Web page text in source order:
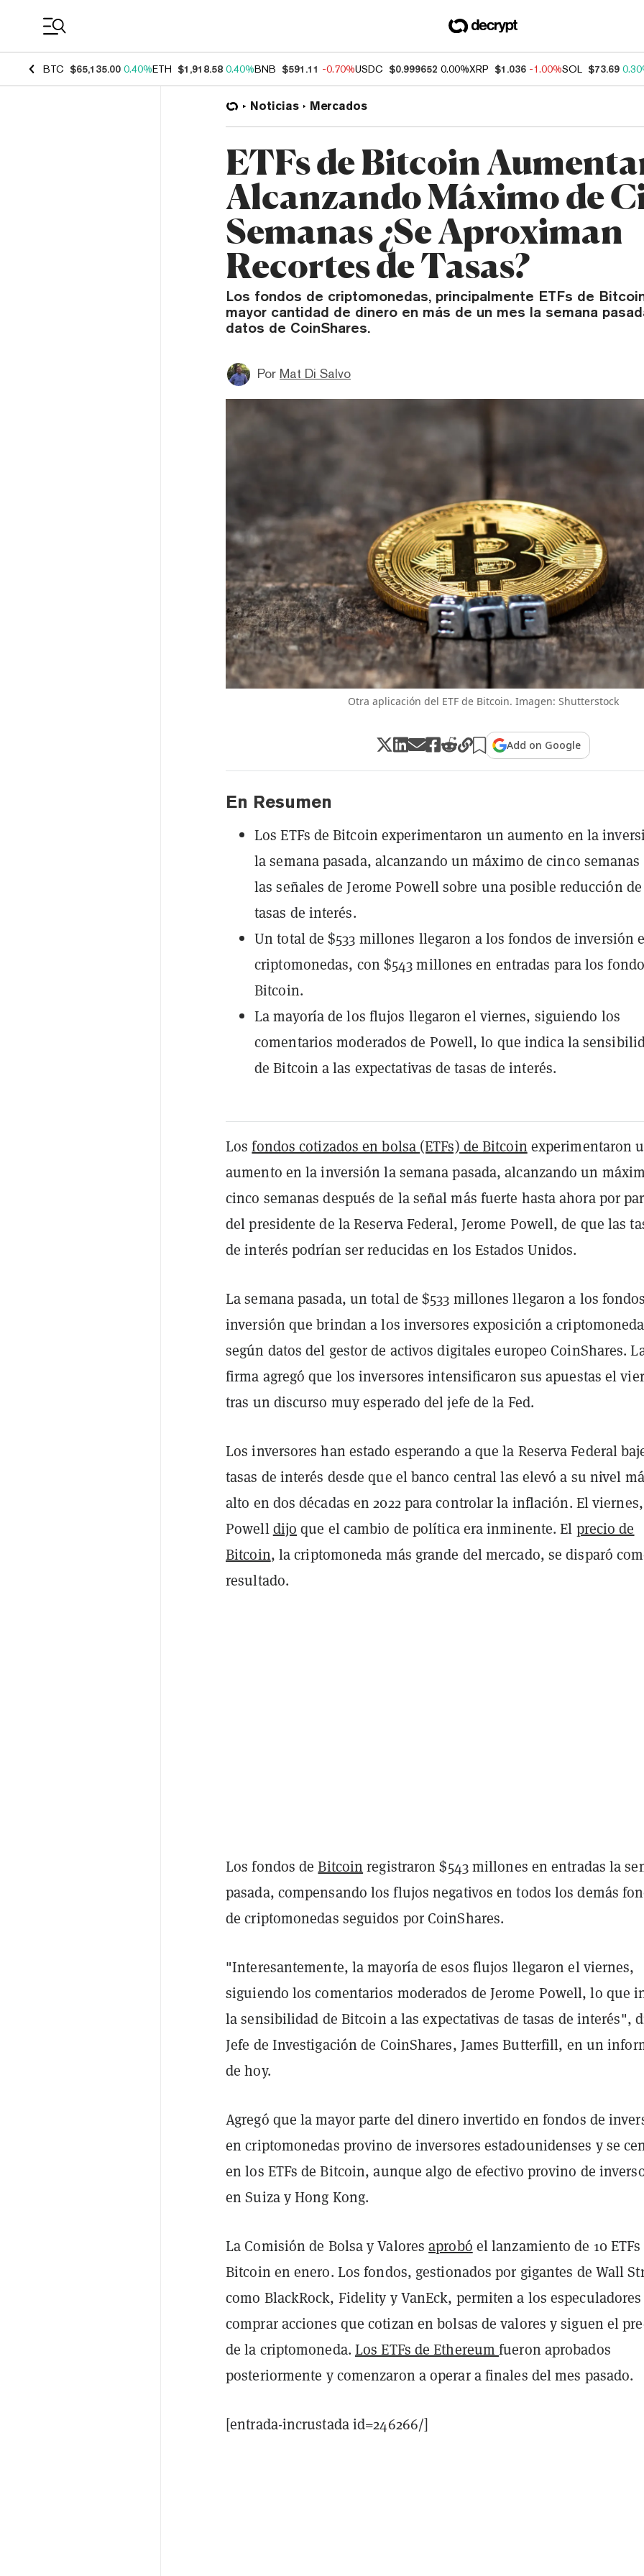
BTC $65,135.00 0.40%ETH $1,918.58 0.40%BNB $591.11 -0.70%USDC $0.999652 0.00%XRP $1.036 -1.00%SOL $73.69
Noticias Mercados
ETFs de Bitcoin
Alcanzando Máximo de
Semanas ¿Se Aproximan
Recortes de Tasas?
Los fondos de criptomonedas, principalmente ETFs de
mayor cantidad de dinero en más de un mes la semana
datos de CoinShares.
Por Mat Di Salvo
Otra aplicación del ETF de Bitcoin. Imagen: Shutterstock
Add on Google
En Resumen
Los ETFs de Bitcoin experimentaron un aumento en la
la semana pasada, alcanzando un máximo de cinco semanas
las señales de Jerome Powell sobre una posible reducción de
tasas de interés.
Un total de $533 millones llegaron a los fondos de inversión
criptomonedas, con $543 millones en entradas para los
Bitcoin.
La mayoría de los flujos llegaron el viernes, siguiendo los
comentarios moderados de Powell, lo que indica la
de Bitcoin a las expectativas de tasas de interés.
Losfondos cotizados en bolsa (ETFs) de Bitcoin experimentaron
aumento en la inversión la semana pasada, alcanzando un
cinco semanas después de la señal más fuerte hasta ahora por
del presidente de la Reserva Federal, Jerome Powell, de que las
de interés podrían ser reducidas en los Estados Unidos.
La semana pasada, un total de $533 millones llegaron a los
inversión que brindan a los inversores exposición a
según datos del gestor de activos digitales europeo CoinShares.
firma agregó que los inversores intensificaron sus apuestas el
tras un discurso muy esperado del jefe de la Fed.
Los inversores han estado esperando a que la Reserva Federal
tasas de interés desde que el banco central las elevó a su nivel
alto en dos décadas en 2022 para controlar la inflación. El viernes,
Powelldijo que el cambio de política era inminente. El precio de
Bitcoin, la criptomoneda más grande del mercado, se disparó
resultado.
Los fondos deBitcoin registraron $543 millones en entradas la
pasada, compensando los flujos negativos en todos los demás
de criptomonedas seguidos por CoinShares.
"Interesantemente, la mayoría de esos flujos llegaron el viernes,
siguiendo los comentarios moderados de Jerome Powell, lo que
la sensibilidad de Bitcoin a las expectativas de tasas de interés",
Jefe de Investigación de CoinShares, James Butterfill, en un
de hoy.
Agregó que la mayor parte del dinero invertido en fondos de
en criptomonedas provino de inversores estadounidenses y se
en los ETFs de Bitcoin, aunque algo de efectivo provino de
en Suiza y Hong Kong.
La Comisión de Bolsa y Valoresaprobó el lanzamiento de 10 ETFs
Bitcoin en enero. Los fondos, gestionados por gigantes de Wall
como BlackRock, Fidelity y VanEck, permiten a los especuladores
comprar acciones que cotizan en bolsas de valores y siguen el
de la criptomoneda.Los ETFs de Ethereumfueron aprobados
posteriormente y comenzaron a operar a finales del mes pasado.
[entrada-incrustada id=246266/]